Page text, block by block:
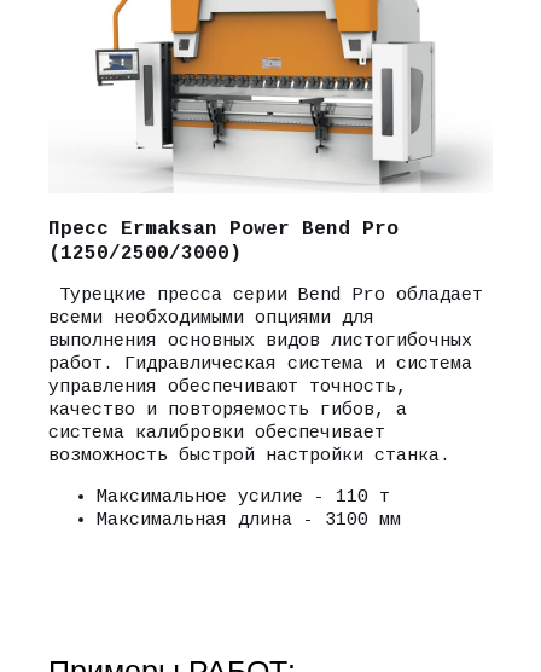
Пресс Ermaksan Power Bend Pro
(1250/2500/3000)
Турецкие пресса серии Bend Pro обладает
всеми необходимыми опциями для
выполнения основных видов листогибочных
работ. Гидравлическая система и система
управления обеспечивают точность,
качество и повторяемость гибов, а
система калибровки обеспечивает
возможность быстрой настройки станка.
Максимальное усилие - 110 т
Максимальная длина - 3100 мм
8(903)803-12-83
zakaz@sevluch.ru
Качество изделий начинается с
качественно подготовленной заявки и в
этом вам помогут опытные специалисты
компании, они подробно ответят на все
возникшие вопросы, помогут с решением
поставленных задач.